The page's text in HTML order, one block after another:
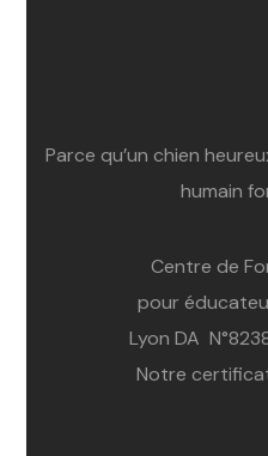
Parce qu’un chien
humain
Centre de
pour
Lyon DA
Notre